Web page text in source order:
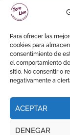
Para ofrecer las
cookies para
consentimiento de
el comportamiento
sitio. No consentir o
negativamente a
ACEPTAR
DENEGAR
Copyright